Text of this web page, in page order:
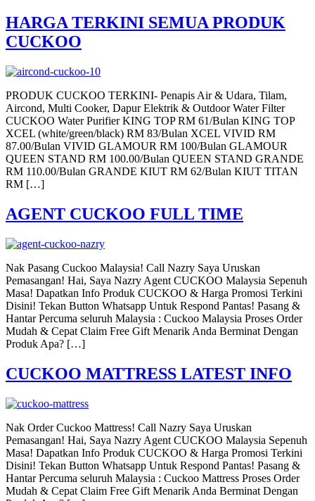
HARGA TERKINI SEMUA PRODUK
CUCKOO
PRODUK CUCKOO TERKINI- Penapis Air & Udara, Tilam,
Aircond, Multi Cooker, Dapur Elektrik & Outdoor Water Filter
CUCKOO Water Purifier KING TOP RM 61/Bulan KING TOP
XCEL (white/green/black) RM 83/Bulan XCEL VIVID RM
87.00/Bulan VIVID GLAMOUR RM 100/Bulan GLAMOUR
QUEEN STAND RM 100.00/Bulan QUEEN STAND GRANDE
RM 110.00/Bulan GRANDE KIUT RM 62/Bulan KIUT TITAN
RM […]
AGENT CUCKOO FULL TIME
Nak Pasang Cuckoo Malaysia! Call Nazry Saya Uruskan
Pemasangan! Hai, Saya Nazry Agent CUCKOO Malaysia Sepenuh
Masa! Dapatkan Info Produk CUCKOO & Harga Promosi Terkini
Disini! Tekan Button Whatsapp Untuk Respond Pantas! Pasang &
Hantar Percuma seluruh Malaysia : Cuckoo Malaysia Proses Order
Mudah & Cepat Claim Free Gift Menarik Anda Berminat Dengan
Produk Apa? […]
CUCKOO MATTRESS LATEST INFO
Nak Order Cuckoo Mattress! Call Nazry Saya Uruskan
Pemasangan! Hai, Saya Nazry Agent CUCKOO Malaysia Sepenuh
Masa! Dapatkan Info Produk CUCKOO & Harga Promosi Terkini
Disini! Tekan Button Whatsapp Untuk Respond Pantas! Pasang &
Hantar Percuma seluruh Malaysia : Cuckoo Mattress Proses Order
Mudah & Cepat Claim Free Gift Menarik Anda Berminat Dengan